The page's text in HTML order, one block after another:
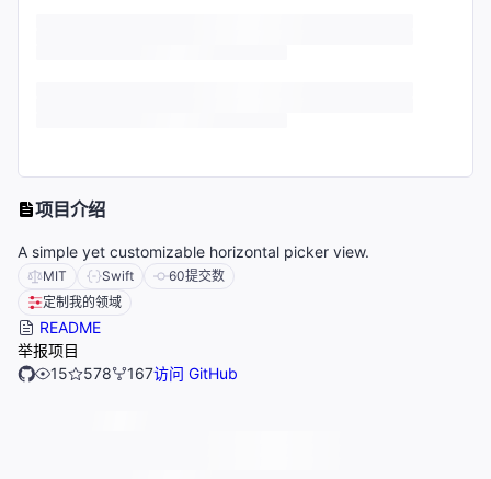
项目介绍
A simple yet customizable horizontal picker view.
MIT Swift 60提交数
定制我的领域
README
举报项目
15
578 167访问 GitHub